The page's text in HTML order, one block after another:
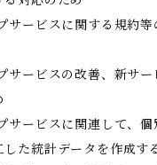
サービスに関する規約
サービスの改善、新サ
サービスに関連して、
した統計データを作成す